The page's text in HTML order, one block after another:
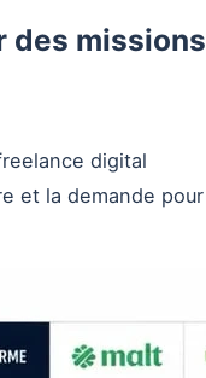
des missions
digital
et la demande pour